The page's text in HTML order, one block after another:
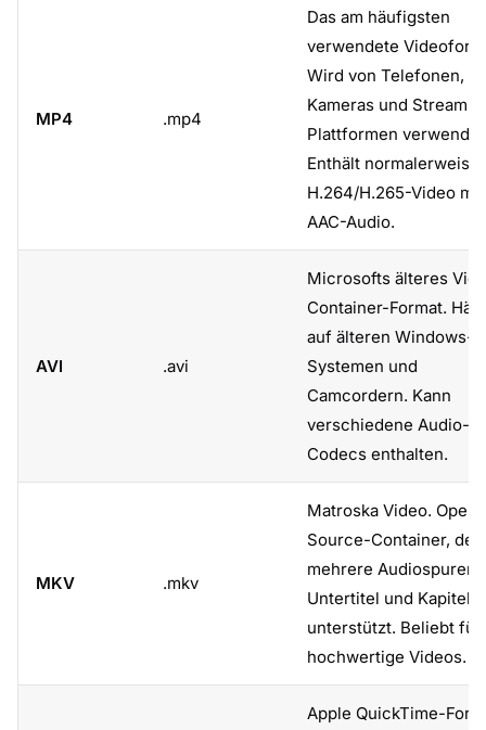
MP4 .mp4
Das am häufigsten
verwendete
Wird von Telefonen,
Kameras und
Plattformen
Enthält normalerweise
H.264/H.265-Video mit
AAC-Audio.
AVI .avi
Microsofts älteres
Container-Format.
auf älteren Windows-
Systemen und
Camcordern. Kann
verschiedene Audio-
Codecs enthalten.
MKV .mkv
Matroska Video. Open-
Source-Container, der
mehrere Audiospuren,
Untertitel und Kapitel
unterstützt. Beliebt für
hochwertige Videos.
Apple QuickTime-